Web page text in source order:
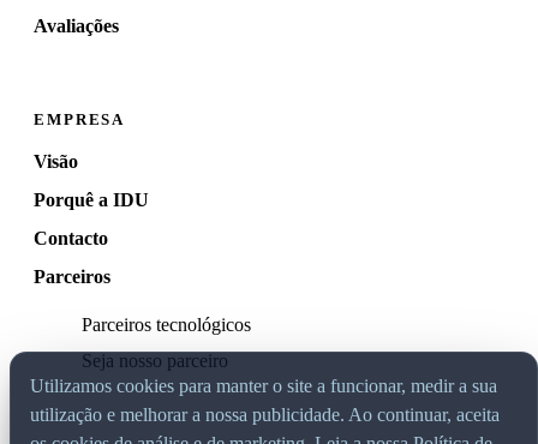
Avaliações
EMPRESA
Visão
Porquê a IDU
Contacto
Parceiros
Parceiros tecnológicos
Seja nosso parceiro
Utilizamos cookies para manter o site a funcionar, medir a sua
utilização e melhorar a nossa publicidade. Ao continuar, aceita